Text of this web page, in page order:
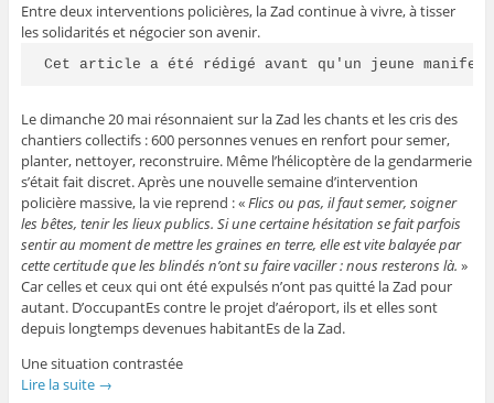
Entre deux interventions policières, la Zad continue à vivre, à tisser
les solidarités et négocier son avenir.
Cet article a été rédigé avant qu'un jeune
Le dimanche 20 mai résonnaient sur la Zad les chants et les cris des
chantiers collectifs : 600 personnes venues en renfort pour semer,
planter, nettoyer, reconstruire. Même l’hélicoptère de la gendarmerie
s’était fait discret. Après une nouvelle semaine d’intervention
policière massive, la vie reprend : «Flics ou pas, il faut semer, soigner
les bêtes, tenir les lieux publics. Si une certaine hésitation se fait parfois
sentir au moment de mettre les graines en terre, elle est vite balayée par
cette certitude que les blindés n’ont su faire vaciller : nous resterons là. »
Car celles et ceux qui ont été expulsés n’ont pas quitté la Zad pour
autant. D’occupantEs contre le projet d’aéroport, ils et elles sont
depuis longtemps ­devenues habitantEs de la Zad.
Une situation contrastée
Lire la suite →